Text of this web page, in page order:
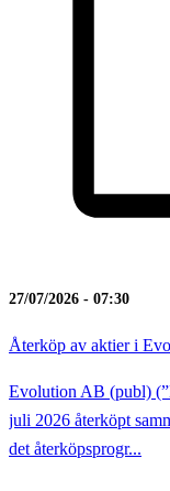
27/07/2026 - 07:30
Återköp av aktier i
Evolution AB (publ)
juli 2026 återköpt
det återköpsprogr...